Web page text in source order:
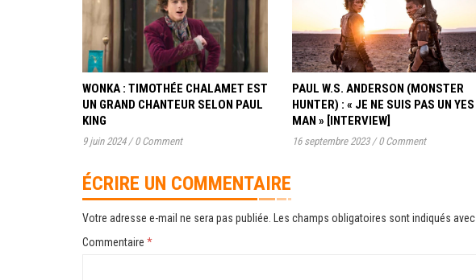
WONKA : TIMOTHÉE CHALAMET EST
UN GRAND CHANTEUR SELON PAUL
KING
9 juin 2024 / 0 Comment
PAUL W.S. ANDERSON (MONSTER
HUNTER) : « JE NE SUIS PAS UN YES
MAN » [INTERVIEW]
16 septembre 2023 / 0 Comment
ÉCRIRE UN COMMENTAIRE
Votre adresse e-mail ne sera pas publiée. Les champs obligatoires sont indiqués avec
Commentaire *